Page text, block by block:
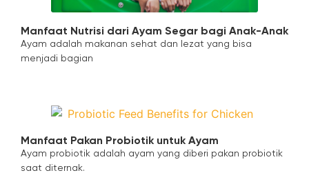
Manfaat Nutrisi dari Ayam Segar bagi Anak-Anak
Ayam adalah makanan sehat dan lezat yang bisa
menjadi bagian
Manfaat Pakan Probiotik untuk Ayam
Ayam probiotik adalah ayam yang diberi pakan probiotik
saat diternak.